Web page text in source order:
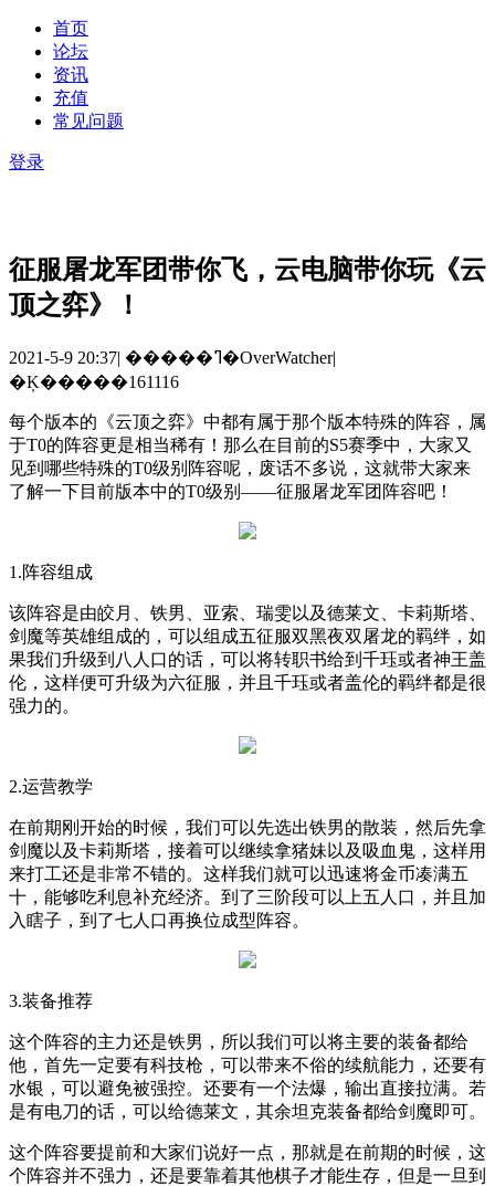
首页
论坛
资讯
充值
常见问题
登录
征服屠龙军团带你飞，云电脑带你玩《云
顶之弈》！
2021-5-9 20:37| �����ߣ�OverWatcher|
�Ķ�����161116
每个版本的《云顶之弈》中都有属于那个版本特殊的阵容，属
于T0的阵容更是相当稀有！那么在目前的S5赛季中，大家又
见到哪些特殊的T0级别阵容呢，废话不多说，这就带大家来
了解一下目前版本中的T0级别——征服屠龙军团阵容吧！
1.阵容组成
该阵容是由皎月、铁男、亚索、瑞雯以及德莱文、卡莉斯塔、
剑魔等英雄组成的，可以组成五征服双黑夜双屠龙的羁绊，如
果我们升级到八人口的话，可以将转职书给到千珏或者神王盖
伦，这样便可升级为六征服，并且千珏或者盖伦的羁绊都是很
强力的。
2.运营教学
在前期刚开始的时候，我们可以先选出铁男的散装，然后先拿
剑魔以及卡莉斯塔，接着可以继续拿猪妹以及吸血鬼，这样用
来打工还是非常不错的。这样我们就可以迅速将金币凑满五
十，能够吃利息补充经济。到了三阶段可以上五人口，并且加
入瞎子，到了七人口再换位成型阵容。
3.装备推荐
这个阵容的主力还是铁男，所以我们可以将主要的装备都给
他，首先一定要有科技枪，可以带来不俗的续航能力，还要有
水银，可以避免被强控。还要有一个法爆，输出直接拉满。若
是有电刀的话，可以给德莱文，其余坦克装备都给剑魔即可。
这个阵容要提前和大家们说好一点，那就是在前期的时候，这
个阵容并不强力，还是要靠着其他棋子才能生存，但是一旦到